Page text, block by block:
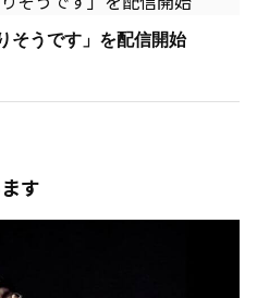
そうです」を配信開始
す